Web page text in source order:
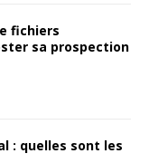
fichiers
sa prospection
: quelles sont les